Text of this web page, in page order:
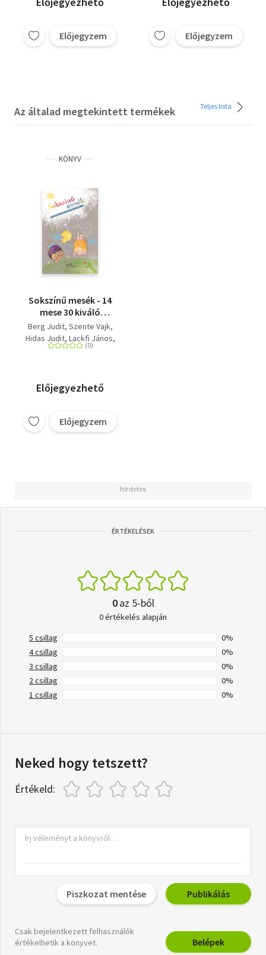
Előjegyzem Előjegyzem
Az általad megtekintett termékek Teljes lista
KÖNYV
Sokszínű mesék - 14
mese 30 kiváló
művésztől, egy
sokszínű világról
Berg Judit Szente Vajk
Hidas Judit Lackfi János
Turbuly Lilla Szabó T. Anna
Tóth Krisztina
Böszörményi Gyula
Simon Rékazsuzsanna
Előjegyezhető
Előjegyzem
ÉRTÉKELÉSEK
0az 5-ből
0 értékelés alapján
5 csillag
0%
4 csillag
0%
3 csillag
0%
2 csillag
0%
1 csillag
0%
Neked hogy tetszett?
Értékeld:
Piszkozat mentése Publikálás
Csak bejelentkezett felhasználók
értékelhetik a könyvet.
Belépek